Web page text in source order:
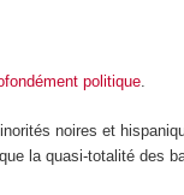
politique.
noires et
la quasi-totalité des